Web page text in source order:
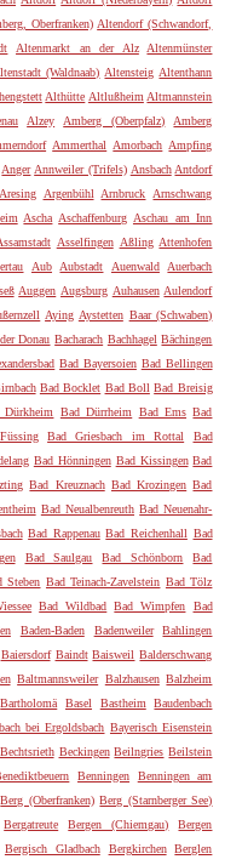
Oberfranken) Altendorf (Schwandorf,
Altenmarkt an der Alz
Altenmünster
(Waldnaab) Altensteig Altenthann
Althütte Altlußheim Altmannstein
Alzey Amberg (Oberpfalz)
Amberg
Ammerthal Amorbach Ampfing
Anger Annweiler (Trifels) Ansbach Antdorf
Aresing Argenbühl Arnbruck
Arnschwang
Ascha Aschaffenburg Aschau am Inn
Asselfingen Aßling Attenhofen
Aub Aubstadt Auenwald
Auerbach
Auggen Augsburg Auhausen Aulendorf
Aying Aystetten Baar (Schwaben)
Donau Bacharach Bachhagel Bächingen
Bad Bayersoien Bad Bellingen
Bad Bocklet Bad Boll Bad Breisig
Dürkheim Bad Dürrheim Bad Ems Bad
Bad Griesbach im Rottal
Bad
Bad Hönningen Bad Kissingen Bad
Bad Kreuznach Bad Krozingen Bad
Bad Neualbenreuth Bad Neuenahr-
Bad Rappenau Bad Reichenhall Bad
Bad Saulgau Bad Schönborn
Bad
Steben Bad Teinach-Zavelstein Bad Tölz
Bad Wildbad Bad Wimpfen
Bad
Baden-Baden Badenweiler
Bahlingen
Baiersdorf Baindt Baisweil Balderschwang
Baltmannsweiler Balzhausen Balzheim
Bartholomä Basel Bastheim
Baudenbach
bei Ergoldsbach Bayerisch Eisenstein
Bechtsrieth Beckingen Beilngries Beilstein
Benningen
Benningen am
Berg (Oberfranken) Berg (Starnberger See)
Bergatreute Bergen (Chiemgau)
Bergen
Bergisch Gladbach Bergkirchen
Berglen